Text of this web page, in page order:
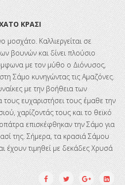
ΚΡΑΣΙ
μοσχάτο. Καλλιεργείται σε
βουνών και δίνει πλούσιο
με τον μύθο ο Διόνυσος,
Σάμο κυνηγώντας τις Αμαζόνες.
με την βοήθεια των
τους ευχαριστήσει τους έμαθε την
χαρίζοντάς τους και το θεϊκό
επισκέφθηκαν την Σάμο για
της. Σήμερα, τα κρασιά Σάμου
έχουν τιμηθεί με δεκάδες Χρυσά